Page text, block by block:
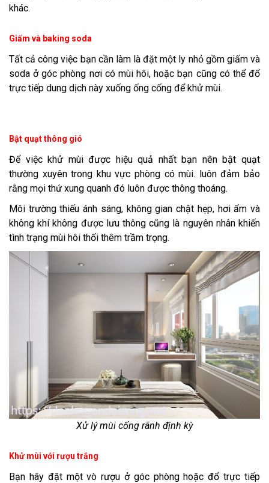
khác.
Giấm và baking soda
Tất cả công việc bạn cần làm là đặt một ly nhỏ gồm giấm và
soda ở góc phòng nơi có mùi hôi, hoặc bạn cũng có thể đổ
trực tiếp dung dịch này xuống ống cống để khử mùi.
Bật quạt thông gió
Để việc khử mùi được hiệu quả nhất bạn nên bật quạt
thường xuyên trong khu vực phòng có mùi. luôn đảm bảo
rằng mọi thứ xung quanh đó luôn được thông thoáng.
Môi trường thiếu ánh sáng, không gian chật hẹp, hơi ẩm và
không khí không được lưu thông cũng là nguyên nhân khiến
tình trạng mùi hôi thối thêm trầm trọng.
Xử lý mùi cống rãnh định kỳ
Khử mùi với rượu trắng
Bạn hãy đặt một vò rượu ở góc phòng hoặc đổ trực tiếp